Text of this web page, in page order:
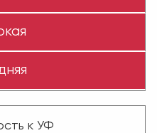
к УФ